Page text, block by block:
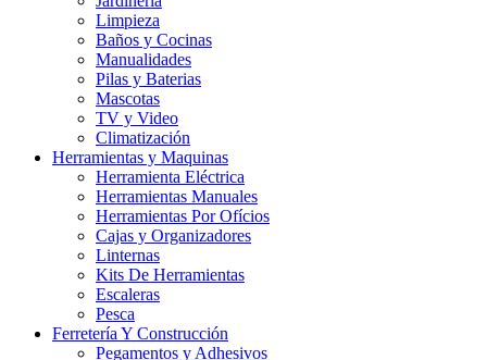
Limpieza
Baños y Cocinas
Manualidades
Pilas y Baterias
Mascotas
TV y Video
Climatización
Herramientas y Maquinas
Herramienta Eléctrica
Herramientas Manuales
Herramientas Por Ofícios
Cajas y Organizadores
Linternas
Kits De Herramientas
Escaleras
Pesca
Ferretería Y Construcción
Pegamentos y Adhesivos